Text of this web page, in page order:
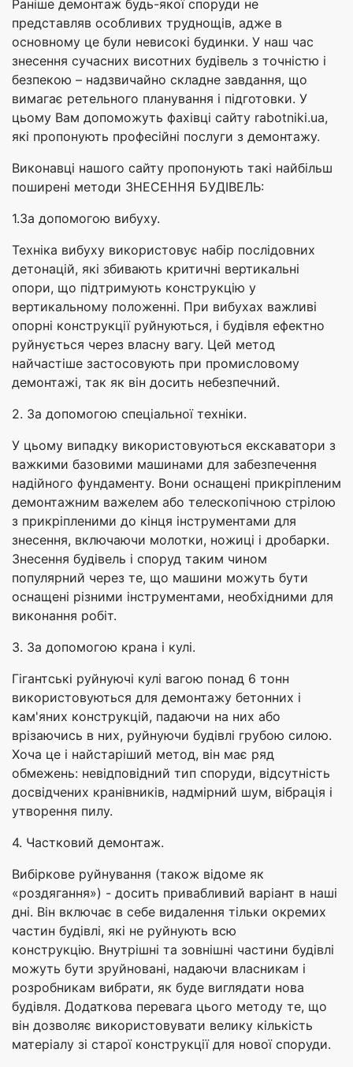
Раніше демонтаж будь-якої споруди не
представляв особливих труднощів, адже в
основному це були невисокі будинки. У наш час
знесення сучасних висотних будівель з точністю і
безпекою – надзвичайно складне завдання, що
вимагає ретельного планування і підготовки. У
цьому Вам допоможуть фахівці сайту rabotniki.ua,
які пропонують професійні послуги з демонтажу.
Виконавці нашого сайту пропонують такі найбільш
поширені методи ЗНЕСЕННЯ БУДІВЕЛЬ:
1.За допомогою вибуху.
Техніка вибуху використовує набір послідовних
детонацій, які збивають критичні вертикальні
опори, що підтримують конструкцію у
вертикальному положенні. При вибухах важливі
опорні конструкції руйнуються, і будівля ефектно
руйнується через власну вагу. Цей метод
найчастіше застосовують при промисловому
демонтажі, так як він досить небезпечний.
2. За допомогою спеціальної техніки.
У цьому випадку використовуються екскаватори з
важкими базовими машинами для забезпечення
надійного фундаменту. Вони оснащені прикріпленим
демонтажним важелем або телескопічною стрілою
з прикріпленими до кінця інструментами для
знесення, включаючи молотки, ножиці і дробарки.
Знесення будівель і споруд таким чином
популярний через те, що машини можуть бути
оснащені різними інструментами, необхідними для
виконання робіт.
3. За допомогою крана і кулі.
Гігантські руйнуючі кулі вагою понад 6 тонн
використовуються для демонтажу бетонних і
кам'яних конструкцій, падаючи на них або
врізаючись в них, руйнуючи будівлі грубою силою.
Хоча це і найстаріший метод, він має ряд
обмежень: невідповідний тип споруди, відсутність
досвідчених кранівників, надмірний шум, вібрація і
утворення пилу.
4. Частковий демонтаж.
Вибіркове руйнування (також відоме як
«роздягання») - досить привабливий варіант в наші
дні. Він включає в себе видалення тільки окремих
частин будівлі, які не руйнують всю
конструкцію. Внутрішні та зовнішні частини будівлі
можуть бути зруйновані, надаючи власникам і
розробникам вибрати, як буде виглядати нова
будівля. Додаткова перевага цього методу те, що
він дозволяє використовувати велику кількість
матеріалу зі старої конструкції для нової споруди.